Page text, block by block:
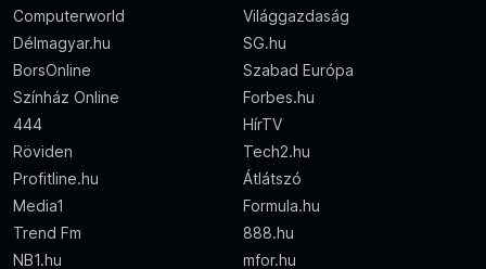
Computerworld
Világgazdaság
Délmagyar.hu
SG.hu
BorsOnline
Szabad Európa
Színház Online
Forbes.hu
444
HírTV
Röviden
Tech2.hu
Profitline.hu
Átlátszó
Media1
Formula.hu
Trend Fm
888.hu
NB1.hu
mfor.hu